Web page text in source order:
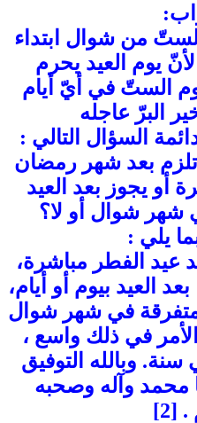
من شوال ابتداء
يوم العيد يحرم
الستّ في أيّ أيام
البرّ عاجله
السؤال التالي :
تلزم بعد شهر رمضان
أو يجوز بعد العيد
شهر شوال أو لا؟
يلي :
عيد الفطر مباشرة،
العيد بيوم أو أيام،
متفرقة في شهر شوال
في ذلك واسع ،
وبالله التوفيق
محمد وآله وصحبه
[2]